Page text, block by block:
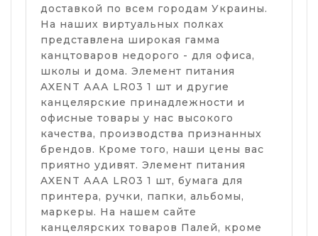
доставкой по всем городам Украины.
На наших виртуальных полках
представлена ​​широкая гамма
канцтоваров недорого - для офиса,
школы и дома. Элемент питания
AXENT ААА LR03 1 шт и другие
канцелярские принадлежности и
офисные товары у нас высокого
качества, производства признанных
брендов. Кроме того, наши цены вас
приятно удивят. Элемент питания
AXENT ААА LR03 1 шт, бумага для
принтера, ручки, папки, альбомы,
маркеры. На нашем сайте
канцелярских товаров Палей, кроме